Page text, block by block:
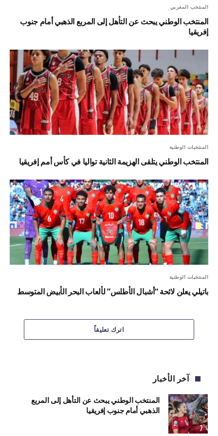
المنتخب المغربي
المنتخب الوطني يبحث عن التأهل إلى المربع الذهبي أمام جنوب
إفريقيا
المنتخبات الوطنية
المنتخب الوطني يتلقى الهزيمة الثانية تواليا في كأس أمم إفريقيا
المنتخبات الوطنية
باتيلي يعلن لائحة “أشبال الأطلس” لألعاب البحر الأبيض المتوسط
اترك تعليقاً
آخر الأخبار
المنتخب الوطني يبحث عن التأهل إلى المربع
الذهبي أمام جنوب إفريقيا